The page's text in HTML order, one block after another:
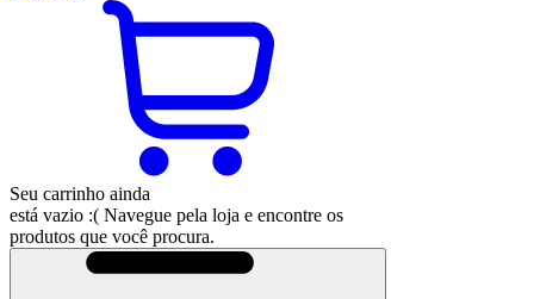
Seu carrinho ainda
está vazio :( Navegue pela loja e encontre os
produtos que você procura.